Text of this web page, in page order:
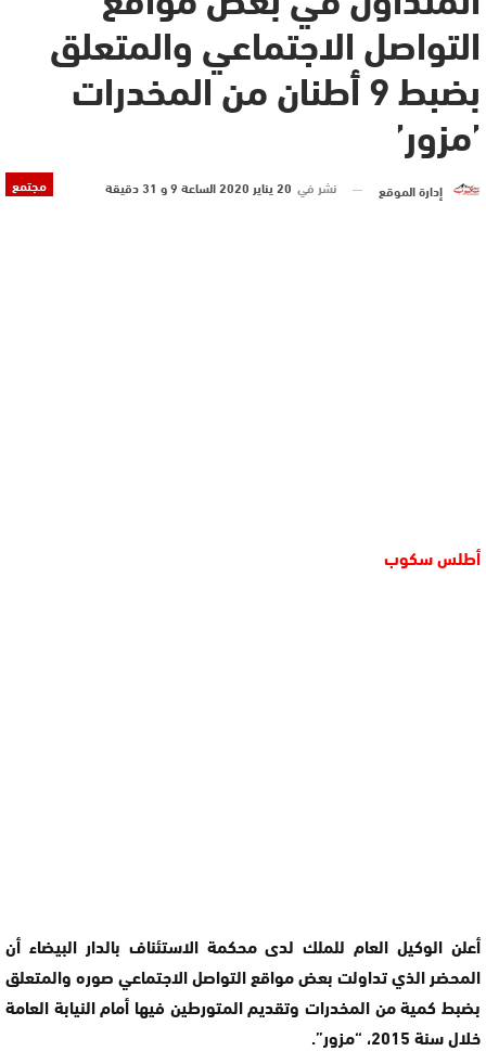
التواصل الاجتماعي والمتعلق
بضبط 9 أطنان من المخدرات
’مزور’
مجتمع إدارة الموقع نشر في 20 يناير 2020 الساعة 9 و 31 دقيقة
أطلس سكوب
أعلن الوكيل العام للملك لدى محكمة الاستئناف بالدار البيضاء أن
المحضر الذي تداولت بعض مواقع التواصل الاجتماعي صوره والمتعلق
بضبط كمية من المخدرات وتقديم المتورطين فيها أمام النيابة العامة
خلال سنة 2015، “مزور”.